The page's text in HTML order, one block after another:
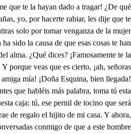
que te la hayan dado a tragar! ¿De qué
yo, por hacerte rabiar, les dije que te
solo por tomar venganza de la mujer
sido la causa de que esas cosas te han
alma. ¿Qué dices? ¡Famosamente te la
porque veas que es cierto, ¡ah, señoras
mía! ¡Doña Esquina, bien llegada!
que habléis más palabra, toma tú esta
caja; tú, ese pernil de tocino que será
de regalo el hijito de mi casa. Y ahora,
conmigo de que a este hombre